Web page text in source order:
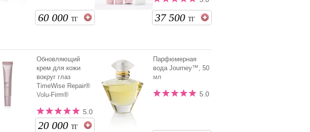
60 000ТГ 37 500 ТГ
Обновляющий
крем для кожи
вокруг глаз
TimeWise Repair®
Volu-Firm®
5.0
20 000ТГ
Парфюмерная
вода Journey™, 50
мл
5.0